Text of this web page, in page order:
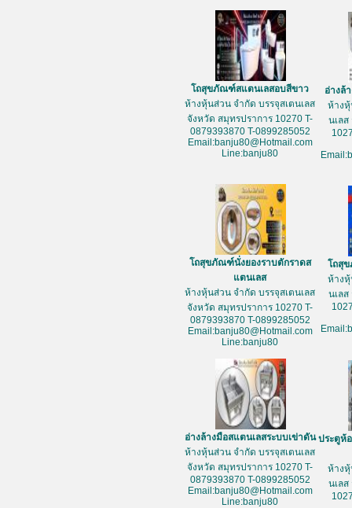
โถสุขภัณฑ์สแตนเลสอบสีขาว
ห้างหุ้นส่วน จำกัด บรรจุสเตนเลส
จังหวัด สมุทรปราการ 10270 T-
0879393870 T-0899285052
Email:banju80@Hotmail.com
Line:banju80
อ่างล้
ห้างหุ้
นเล
โถสุขภัณฑ์นั่งยองราบตักราดส
แตนเลส
ห้างหุ้นส่วน จำกัด บรรจุสเตนเลส
จังหวัด สมุทรปราการ 10270 T-
0879393870 T-0899285052
Email:banju80@Hotmail.com
Line:banju80
โถสุ
ห้างหุ้
นเล
อ่างล้างมือสแตนเลสระบบเข่าดัน
ห้างหุ้นส่วน จำกัด บรรจุสเตนเลส
จังหวัด สมุทรปราการ 10270 T-
0879393870 T-0899285052
Email:banju80@Hotmail.com
Line:banju80
ประตูห้
ห้างหุ้
นเล